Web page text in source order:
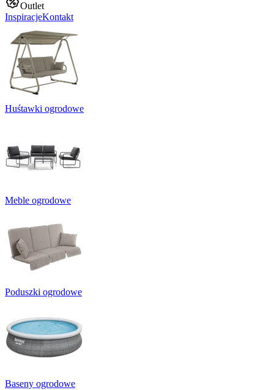
Outlet
InspiracjeKontakt
Huśtawki ogrodowe
Meble ogrodowe
Poduszki ogrodowe
Baseny ogrodowe